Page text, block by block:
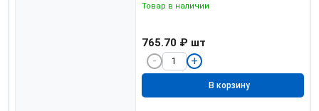
Товар в наличии
765.70 ₽ шт
В корзину